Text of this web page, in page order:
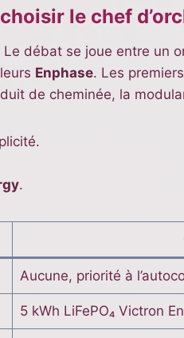
le chef
débat se joue entre un
Enphase. Les
de cheminée, la
.
Aucune, priorité à
5 kWh LiFePO₄ Victron